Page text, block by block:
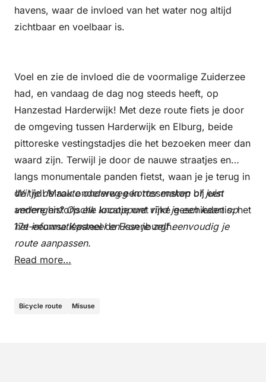
havens, waar de invloed van het water nog altijd
zichtbaar en voelbaar is.
Voel en zie de invloed die de voormalige Zuiderzee
had, en vandaag de dag nog steeds heeft, op
Hanzestad Harderwijk! Met deze route fiets je door
de omgeving tussen Harderwijk en Elburg, beide
pittoreske vestingstadjes die het bezoeken meer dan
waard zijn. Terwijl je door de nauwe straatjes en
langs monumentale panden fietst, waan je je terug in
de tijd! Maak onderweg een tussenstop bij een
andere historische locatie met rijke geschiedenis: het
17e-eeuwse Kasteel de Essenburgh.
Wil je de route onderweg korter maken of juist
verlengen? Op elk knooppunt vind je een kaart op
het informatiepaneel en kun je zelf eenvoudig je
route aanpassen.
Read more…
Bicycle route Misuse